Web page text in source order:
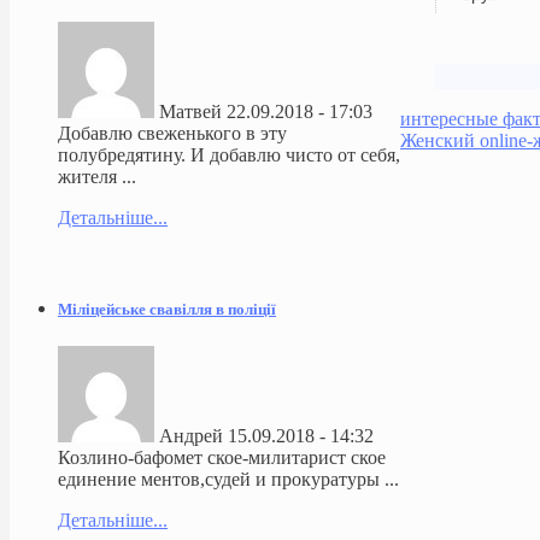
интересные
Женский online-
Матвей 22.09.2018 - 17:03
Добавлю свеженького в эту
полубредятину. И добавлю чисто от себя,
жителя ...
Детальніше...
Міліцейське свавілля в поліції
Андрей 15.09.2018 - 14:32
Козлино-бафомет ское-милитарист ское
единение ментов,судей и прокуратуры ...
Детальніше...